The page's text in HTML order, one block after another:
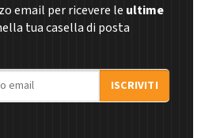
email per ricevere le ultime
tua casella di posta
ISCRIVITI